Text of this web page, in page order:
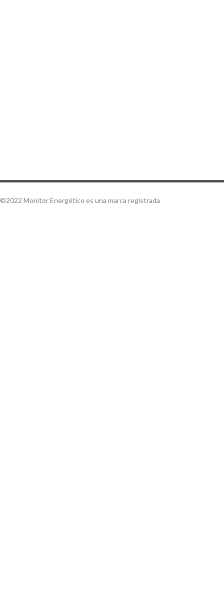
©2022 Monitor Energético es una marca registrada